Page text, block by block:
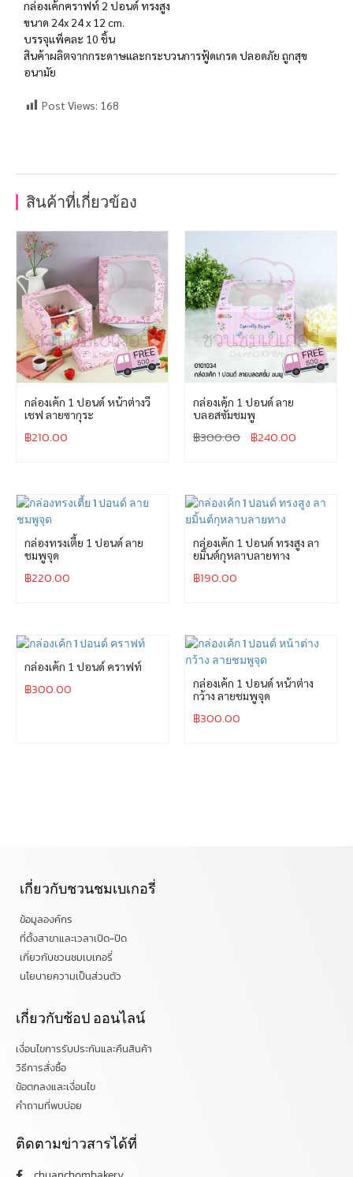
กล่องเค้กคราฟท์ 2 ปอนด์ ทรงสูง
ขนาด 24x 24 x 12 cm.
บรรจุแพ็คละ 10 ชิ้น
สินค้าผลิตจากกระดาษและกระบวนการฟู้ดเกรด ปลอดภัย ถูกสุข
อนามัย
Post Views: 168
สินค้าที่เกี่ยวข้อง
กล่องเค้ก 1 ปอนด์ หน้าต่างวี
เชฟ ลายซากุระ
฿210.00
กล่องเค้ก 1 ปอนด์ ลาย
บลอสซั่มชมพู
฿300.00 ฿240.00
กล่องทรงเตี้ย 1 ปอนด์ ลาย
ชมพูจุด
฿220.00
กล่องเค้ก 1 ปอนด์ ทรงสูง ลา
ยมิ้นต์กุหลาบลายทาง
฿190.00
กล่องเค้ก 1 ปอนด์ คราฟท์
฿300.00
กล่องเค้ก 1 ปอนด์ หน้าต่าง
กว้าง ลายชมพูจุด
฿300.00
เกี่ยวกับชวนชมเบเกอรี่
ข้อมูลองค์กร
ที่ตั้งสาขาและเวลาเปิด-ปิด
เกี่ยวกับชวนชมเบเกอรี่
นโยบายความเป็นส่วนตัว
เกี่ยวกับช้อป ออนไลน์
เงื่อนไขการรับประกันและคืนสินค้า
วิธีการสั่งซื้อ
ข้อตกลงและเงื่อนไข
คำถามที่พบบ่อย
ติดตามข่าวสารได้ที่